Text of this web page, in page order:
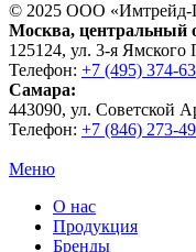
© 2025 ООО «Имтрейд-
Москва, центральный
125124, ул. 3-я Ямского
Телефон: +7 (495) 374-
Самара:
443090, ул. Советской
Телефон: +7 (846) 273-
Меню
О нас
Продукция
Бренды